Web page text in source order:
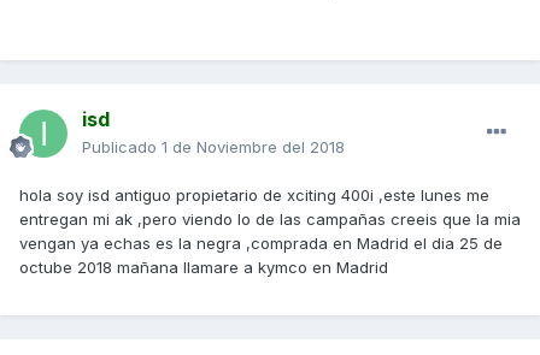
isd
Publicado 1 de Noviembre del 2018
hola soy isd antiguo propietario de xciting 400i ,este lunes me
entregan mi ak ,pero viendo lo de las campañas creeis que la mia
vengan ya echas es la negra ,comprada en Madrid el dia 25 de
octube 2018 mañana llamare a kymco en Madrid